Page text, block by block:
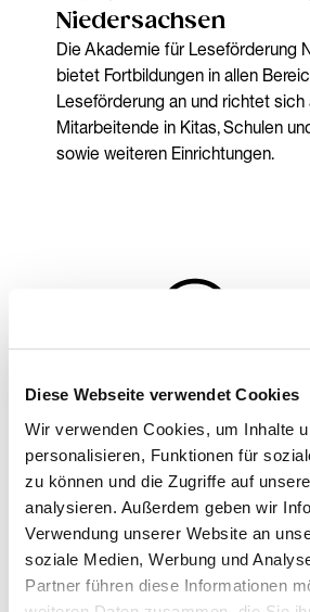
Diese Webseite verwendet Cookies
Wir verwenden Cookies, um Inhalte
personalisieren, Funktionen für
zu können und die Zugriffe auf
analysieren. Außerdem geben wir
Verwendung unserer Website an
soziale Medien, Werbung und
Partner führen diese Informationen
Niedersachsen
Die Akademie für Leseförderung
bietet Fortbildungen in allen
Leseförderung an und richtet sich
Mitarbeitende in Kitas, Schulen
sowie weiteren Einrichtungen.
Einrichtungen für Fort- und Weiterbildung
Alfred Schnittke
Die Alfred Schnittke Akademie
eine in Hamburg-Altona ansässige
Musikakademie mit dem